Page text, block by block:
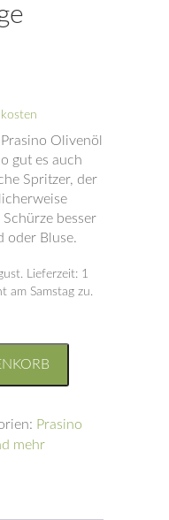
Olivenöl
gut es auch
Spritzer, der
besser
oder Bluse.
Lieferzeit: 1
am Samstag zu.
Prasino
mehr